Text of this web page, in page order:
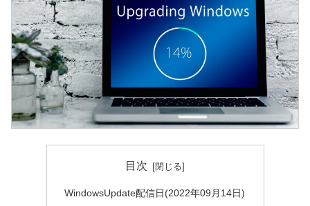
目次
WindowsUpdate配信日(2022年09月14日)